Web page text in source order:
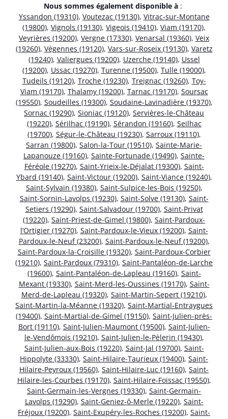
Nous sommes également disponible à :
Yssandon (19310), Voutezac (19130), Vitrac-sur-Montane
(19800), Vignols (19130), Vigeois (19410), Viam (19170),
Veyrières (19200), Vergne (17330), Venarsal (19360), Veix
(19260), Végennes (19120), Vars-sur-Roseix (19130), Varetz
(19240), Valiergues (19200), Uzerche (19140), Ussel
(19200), Ussac (19270), Turenne (19500), Tulle (19000),
Tudeils (19120), Troche (19230), Treignac (19260), Toy-
Viam (19170), Thalamy (19200), Tarnac (19170), Soursac
(19550), Soudeilles (19300), Soudaine-Lavinadière (19370),
Sornac (19290), Sioniac (19120), Servières-le-Château
(19220), Sérilhac (19190), Sérandon (19160), Seilhac
(19700), Ségur-le-Château (19230), Sarroux (19110),
Sarran (19800), Salon-la-Tour (19510), Sainte-Marie-
Lapanouze (19160), Sainte-Fortunade (19490), Sainte-
Féréole (19270), Saint-Yrieix-le-Déjalat (19300), Saint-
Ybard (19140), Saint-Victour (19200), Saint-Viance (19240),
Saint-Sylvain (19380), Saint-Sulpice-les-Bois (19250),
Saint-Sornin-Lavolps (19230), Saint-Solve (19130), Saint-
Setiers (19290), Saint-Salvadour (19700), Saint-Privat
(19220), Saint-Priest-de-Gimel (19800), Saint-Pardoux-
l’Ortigier (19270), Saint-Pardoux-le-Vieux (19200), Saint-
Pardoux-le-Neuf (23200), Saint-Pardoux-le-Neuf (19200),
Saint-Pardoux-la-Croisille (19320), Saint-Pardoux-Corbier
(19210), Saint-Pardoux (79310), Saint-Pantaléon-de-Larche
(19600), Saint-Pantaléon-de-Lapleau (19160), Saint-
Mexant (19330), Saint-Merd-les-Oussines (19170), Saint-
Merd-de-Lapleau (19320), Saint-Martin-Sepert (19210),
Saint-Martin-la-Méanne (19320), Saint-Martial-Entraygues
(19400), Saint-Martial-de-Gimel (19150), Saint-Julien-près-
Bort (19110), Saint-Julien-Maumont (19500), Saint-Julien-
le-Vendômois (19210), Saint-Julien-le-Pèlerin (19430),
Saint-Julien-aux-Bois (19220), Saint-Jal (19700), Saint-
Hippolyte (33330), Saint-Hilaire-Taurieux (19400), Saint-
Hilaire-Peyroux (19560), Saint-Hilaire-Luc (19160), Saint-
Hilaire-les-Courbes (19170), Saint-Hilaire-Foissac (19550),
Saint-Germain-les-Vergnes (19330), Saint-Germain-
Lavolps (19290), Saint-Geniez-ô-Merle (19220), Saint-
Fréjoux (19200), Saint-Exupéry-les-Roches (19200), Saint-